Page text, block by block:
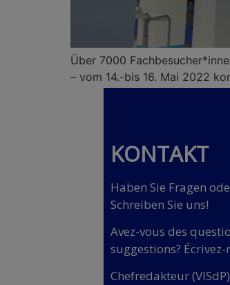
Über 7000
– vom 14.-bis 16. Mai 2022
KONTAKT
Haben Sie Fragen
Schreiben Sie uns!
Avez-vous des
suggestions? Écrivez-
Chefredakteur